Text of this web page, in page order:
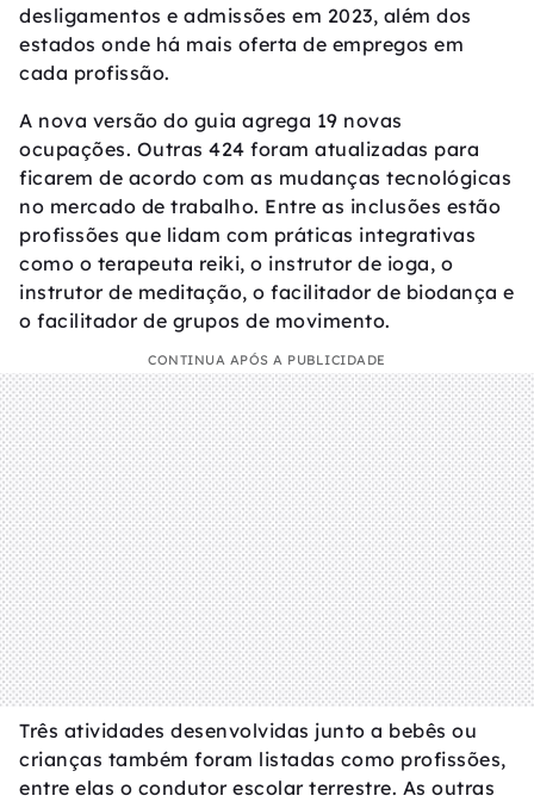
desligamentos e admissões em 2023, além dos
estados onde há mais oferta de empregos em
cada profissão.
A nova versão do guia agrega 19 novas
ocupações. Outras 424 foram atualizadas para
ficarem de acordo com as mudanças tecnológicas
no mercado de trabalho. Entre as inclusões estão
profissões que lidam com práticas integrativas
como o terapeuta reiki, o instrutor de ioga, o
instrutor de meditação, o facilitador de biodança e
o facilitador de grupos de movimento.
CONTINUA APÓS A PUBLICIDADE
Três atividades desenvolvidas junto a bebês ou
crianças também foram listadas como profissões,
entre elas o condutor escolar terrestre. As outras